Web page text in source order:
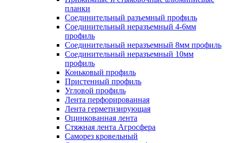
планки
Соединительный разъемный профиль
Соединительный неразъемный 4-6мм
профиль
Соединительный неразъемный 8мм профиль
Соединительный неразъемный 10мм
профиль
Коньковый профиль
Пристенный профиль
Угловой профиль
Лента перфорированная
Лента герметизирующая
Оцинкованная лента
Стяжная лента Агросфера
Саморез кровельный